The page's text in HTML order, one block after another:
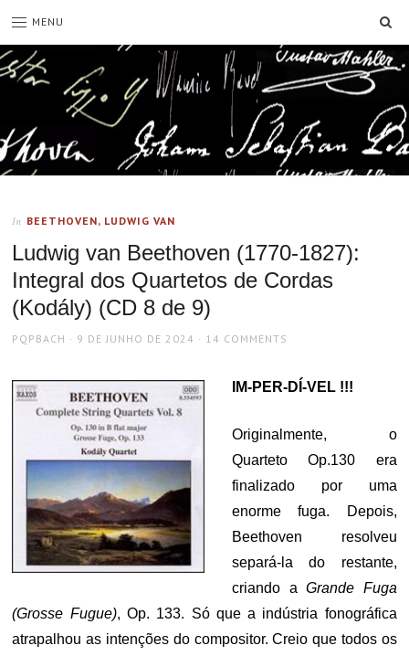
MENU
In BEETHOVEN, LUDWIG VAN
Ludwig van Beethoven (1770-1827):
Integral dos Quartetos de Cordas
(Kodály) (CD 8 de 9)
AUTHOR
PQPBACH
POSTED
9 DE JUNHO DE 2024 14 COMMENTS
IM-PER-DÍ-VEL !!!
Originalmente, o
Quarteto Op.130 era
finalizado por uma
enorme fuga. Depois,
Beethoven resolveu
separá-la do restante,
criando aGrande Fuga
(Grosse Fugue), Op. 133. Só que a indústria fonográfica
atrapalhou as intenções do compositor. Creio que todos os